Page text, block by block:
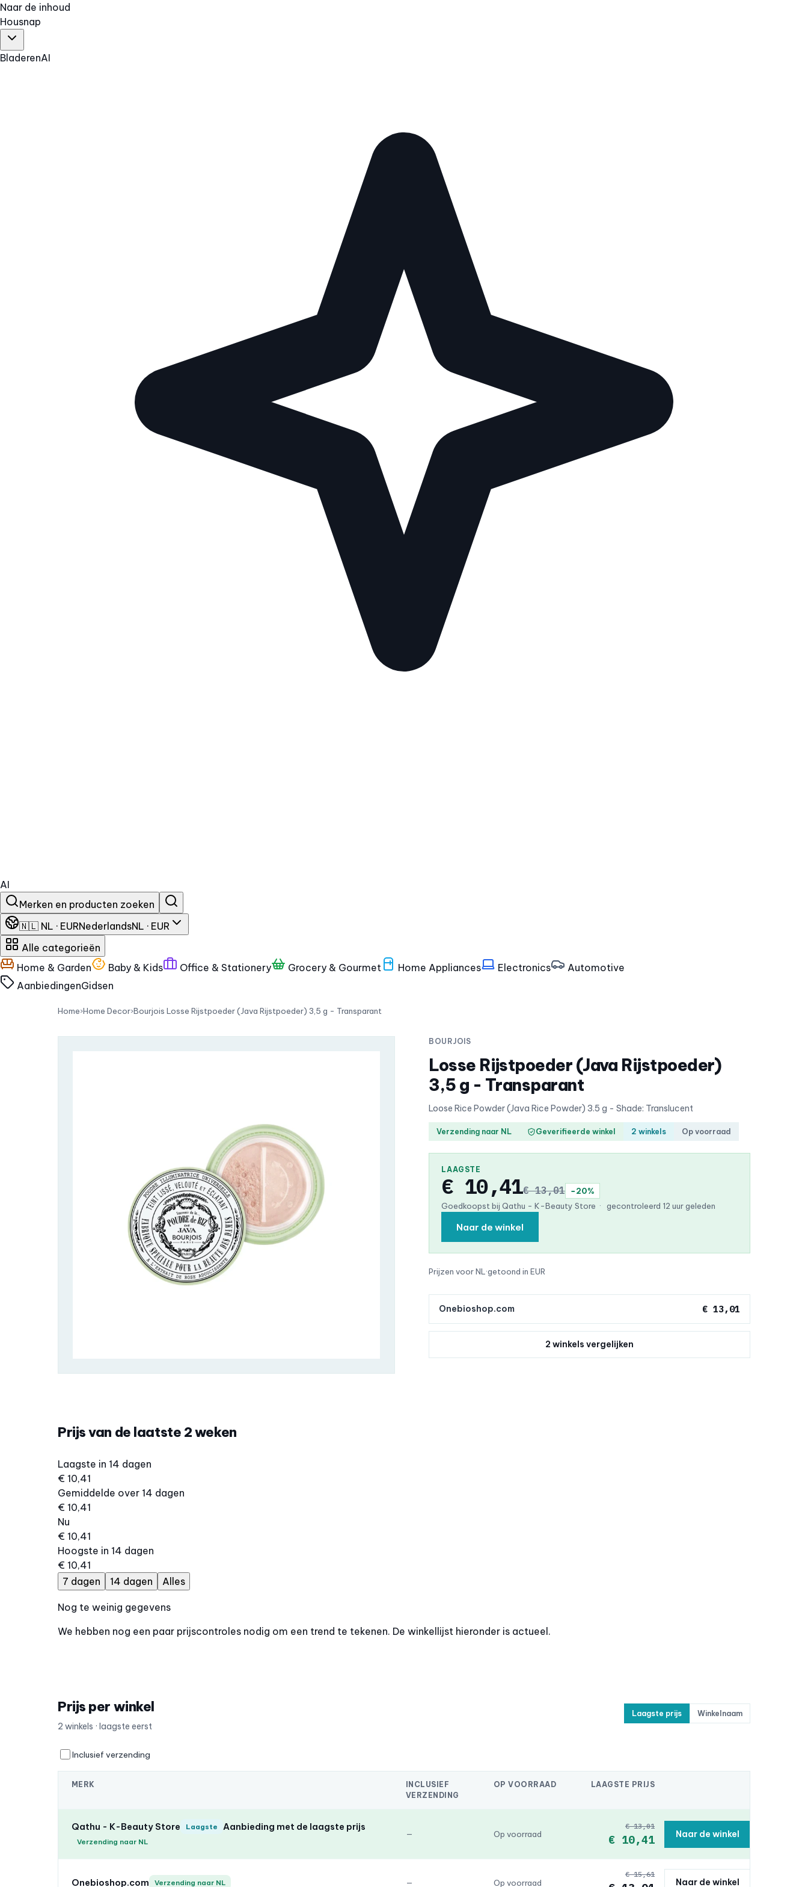
Naar de inhoud
Housnap
BladerenAI
AI
Merken en producten zoeken
🇳🇱 NL · EURNederlandsNL · EUR
Alle categorieën
Home & Garden
Baby & Kids Office & Stationery Grocery & Gourmet Home Appliances Electronics
Automotive
AanbiedingenGidsen
Home›Home Decor›Bourjois Losse Rijstpoeder (Java Rijstpoeder) 3,5 g - Transparant
BOURJOIS
Losse Rijstpoeder (Java Rijstpoeder)
3,5 g - Transparant
Loose Rice Powder (Java Rice Powder) 3.5 g - Shade: Translucent
Verzending naar NL Geverifieerde winkel 2 winkels Op voorraad
LAAGSTE
€ 10,41€ 13,01
−20%
Goedkoopst bij Qathu - K-Beauty Store · gecontroleerd 12 uur geleden
Naar de winkel
Prijzen voor NL ·getoond in EUR
Onebioshop.com € 13,01
2 winkels vergelijken
Prijs van de laatste 2 weken
Laagste in 14 dagen
€ 10,41
Gemiddelde over 14 dagen
€ 10,41
Nu
€ 10,41
Hoogste in 14 dagen
€ 10,41
7 dagen
14 dagen Alles
Nog te weinig gegevens
We hebben nog een paar prijscontroles nodig om een trend te tekenen. De winkellijst hieronder is actueel.
Prijs per winkel
2 winkels · laagste eerst
Laagste prijs Winkelnaam
Inclusief verzending
MERK
INCLUSIEF
VERZENDING
OP VOORRAAD LAAGSTE PRIJS
Qathu - K-Beauty Store Laagste Aanbieding met de laagste prijs
Verzending naar NL
— Op voorraad
€ 13,01
€ 10,41 Naar de winkel
Onebioshop.com Verzending naar NL — Op voorraad
€ 15,61
Naar de winkel